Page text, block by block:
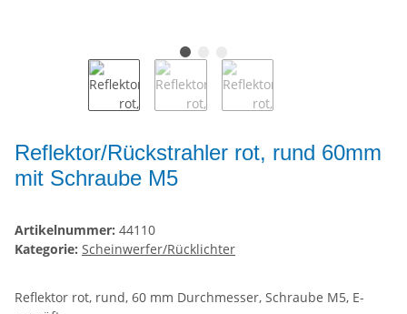
Reflektor/Rückstrahler rot, rund 60mm
mit Schraube M5
Artikelnummer: 44110
Kategorie: Scheinwerfer/Rücklichter
Reflektor rot, rund, 60 mm Durchmesser, Schraube M5, E-